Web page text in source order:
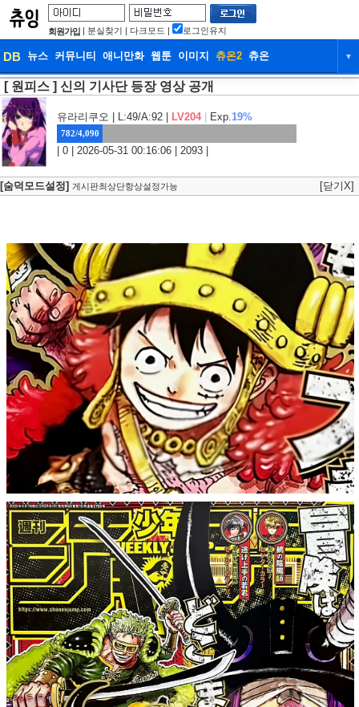
회원가입 | 분실찾기 | 다크모드 | 로그인유지
DB 뉴스 커뮤니티 애니만화 웹툰 이미지 츄온2 츄온 ▼
DB 뉴스 커뮤니티
웹툰 이미지 츄온2
[ 원피스 ] 신의 기사단 등장 영상 공개
유라리쿠오 | L:49/A:92 | LV204 Exp.19%
782/4,090
| 0 | 2026-05-31 00:16:06 | 2093 |
[숨덕모드설정] 게시판최상단항상설정가능 [닫기X]